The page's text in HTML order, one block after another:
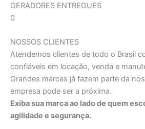
GERADORES ENTREGUES
0
NOSSOS CLIENTES
Atendemos clientes de todo o Brasil
confiáveis em locação, venda e
Grandes marcas já fazem parte da
empresa pode ser a próxima.
Exiba sua marca ao lado de quem
agilidade e segurança.